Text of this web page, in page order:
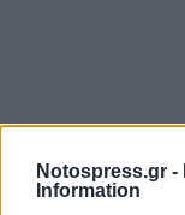
Notospress.gr -
Information